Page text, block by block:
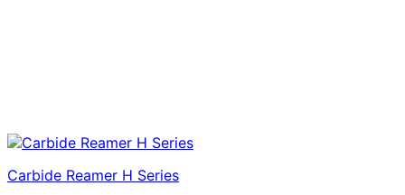
Carbide Reamer H Series